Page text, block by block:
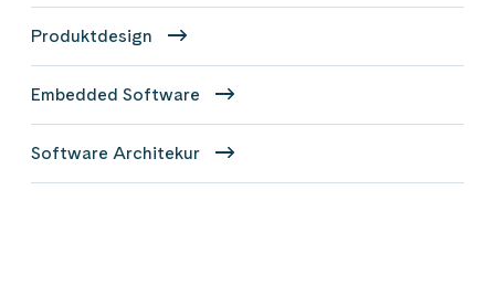
Produktdesign
Embedded Software
Software Architekur